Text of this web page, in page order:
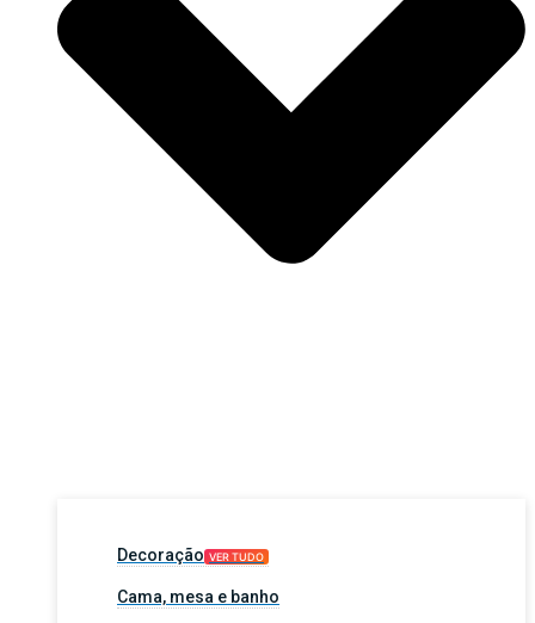
Decoração VER TUDO
Cama, mesa e banho